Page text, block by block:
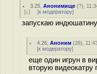
3.25 ,Анонимище (?),
[↓] [к модератору]
запускаю
4.26 ,Аноним (26),
[к модератору]
еще один игрун в
вторую